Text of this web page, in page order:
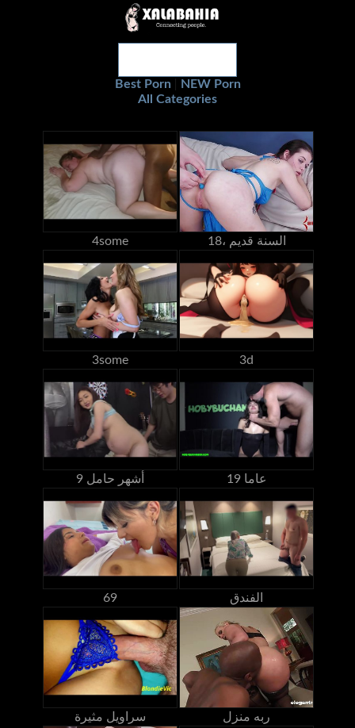
Best Porn
NEW Porn
All Categories
4some 18، السنة قديم
3some 3d
9 أشهر حامل 19 عاما
69 الفندق
سراويل مثيرة ربه منزل